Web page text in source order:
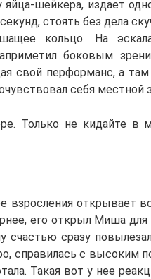
шейкера, издает
стоять без дела
кольцо. На
боковым
свой перформанс, а
себя местной
Только не кидайте в
взросления открывает
его открыл Миша
счастью сразу
справилась с высоким
Такая вот у нее